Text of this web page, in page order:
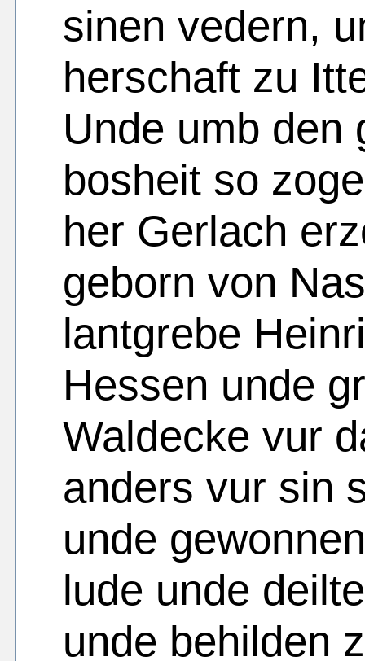
sinen vedern,
herschaft zu
Unde umb den
bosheit so
her Gerlach
geborn von
lantgrebe
Hessen unde
Waldecke vur
anders vur sin
unde
lude unde
unde behilden